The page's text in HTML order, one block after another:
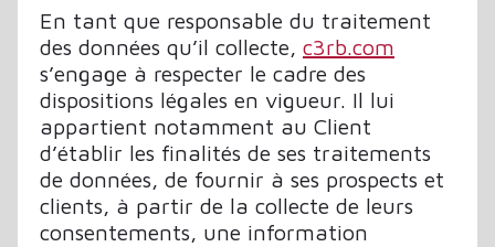
En tant que responsable du traitement
des données qu’il collecte, c3rb.com
s’engage à respecter le cadre des
dispositions légales en vigueur. Il lui
appartient notamment au Client
d’établir les finalités de ses traitements
de données, de fournir à ses prospects et
clients, à partir de la collecte de leurs
consentements, une information